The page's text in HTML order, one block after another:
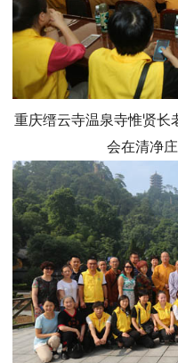
重庆缙云寺温泉寺惟贤长
会在清净